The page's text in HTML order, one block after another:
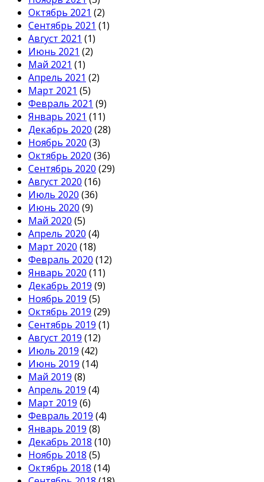
Октябрь 2021 (2)
Сентябрь 2021 (1)
Август 2021 (1)
Июнь 2021 (2)
Май 2021 (1)
Апрель 2021 (2)
Март 2021 (5)
Февраль 2021 (9)
Январь 2021 (11)
Декабрь 2020 (28)
Ноябрь 2020 (3)
Октябрь 2020 (36)
Сентябрь 2020 (29)
Август 2020 (16)
Июль 2020 (36)
Июнь 2020 (9)
Май 2020 (5)
Апрель 2020 (4)
Март 2020 (18)
Февраль 2020 (12)
Январь 2020 (11)
Декабрь 2019 (9)
Ноябрь 2019 (5)
Октябрь 2019 (29)
Сентябрь 2019 (1)
Август 2019 (12)
Июль 2019 (42)
Июнь 2019 (14)
Май 2019 (8)
Апрель 2019 (4)
Март 2019 (6)
Февраль 2019 (4)
Январь 2019 (8)
Декабрь 2018 (10)
Ноябрь 2018 (5)
Октябрь 2018 (14)